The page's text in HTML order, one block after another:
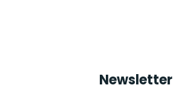
Newsletter